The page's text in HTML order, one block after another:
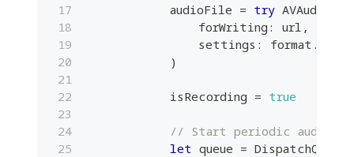
            audioFile
= try
                forWriting
: url ,
                settings
: format .
)
            isRecording
= true
// Start periodic audio
let queue = DispatchQueue